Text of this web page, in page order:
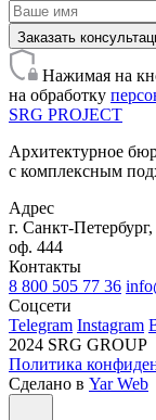
Заказать
Нажимая на
на обработку
SRG PROJECT
Архитектурное
с комплексным
Адрес
г. Санкт-
оф. 444
Контакты
8 800 505 77 36
Соцсети
Telegram Instagram
2024 SRG GROUP
Политика
Сделано в Yar Web